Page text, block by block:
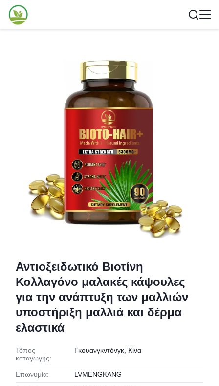
Αντιοξειδωτικό Βιοτίνη
Κολλαγόνο μαλακές κάψουλες
για την ανάπτυξη των μαλλιών
υποστήριξη μαλλιά και δέρμα
ελαστικά
Τόπος
καταγωγής:
Γκουανγκντόνγκ, Κίνα
Επωνυμία: LVMENGKANG